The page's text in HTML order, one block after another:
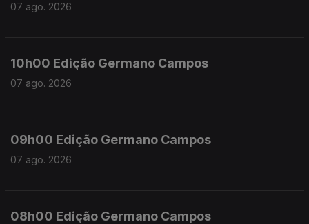
07 ago. 2026
10h00 Edição Germano Campos
07 ago. 2026
09h00 Edição Germano Campos
07 ago. 2026
08h00 Edição Germano Campos